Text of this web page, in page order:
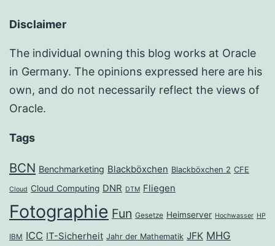
Disclaimer
The individual owning this blog works at Oracle
in Germany. The opinions expressed here are his
own, and do not necessarily reflect the views of
Oracle.
Tags
BCN Benchmarketing Blackböxchen Blackböxchen 2 CFE
Cloud Cloud Computing DNR DTM Fliegen
Fotographie Fun Gesetze Heimserver Hochwasser HP
IBM ICC IT-Sicherheit Jahr der Mathematik JFK MHG